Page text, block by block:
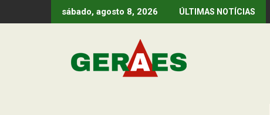
to
sábado, agosto 8, 2026 ÚLTIMAS NOTÍCIAS